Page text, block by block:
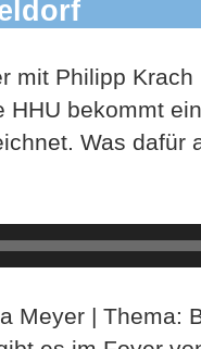
mit Philipp
HHU bekommt
Was dafür
Meyer | Thema: